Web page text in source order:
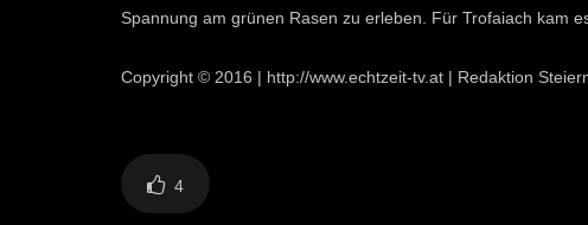
Spannung am grünen Rasen zu erleben. Für Trofaiach kam
Copyright © 2016 | http://www.echtzeit-tv.at | Redaktion
4